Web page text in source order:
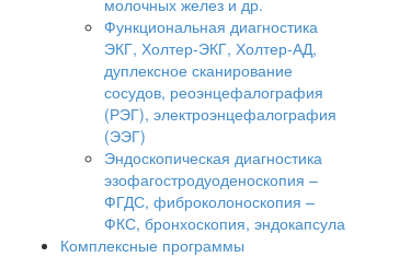
молочных желез и др.
Функциональная диагностика
ЭКГ, Холтер-ЭКГ, Холтер-АД,
дуплексное сканирование
сосудов, реоэнцефалография
(РЭГ), электроэнцефалография
(ЭЭГ)
Эндоскопическая диагностика
эзофагостродуоденоскопия –
ФГДС, фиброколоноскопия –
ФКС, бронхоскопия, эндокапсула
Комплексные программы